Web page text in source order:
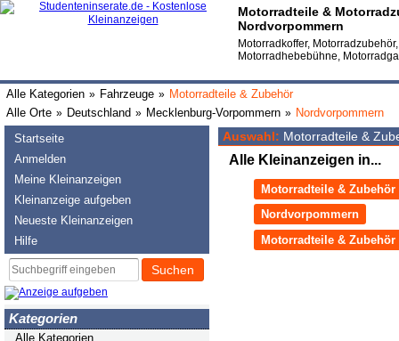
Motorradteile &
Nordvorpommern
Motorradkoffer,
Motorradhebebühne,
Alle Kategorien » Fahrzeuge » Motorradteile & Zubehör
Alle Orte » Deutschland » Mecklenburg-Vorpommern » Nordvorpommern
Startseite
Anmelden
Meine Kleinanzeigen
Kleinanzeige aufgeben
Neueste Kleinanzeigen
Hilfe
Suchen
Kategorien
Alle Kategorien
Auswahl: Motorradteile &
Alle Kleinanzeigen in...
Motorradteile & Zubehör
Nordvorpommern
Motorradteile &